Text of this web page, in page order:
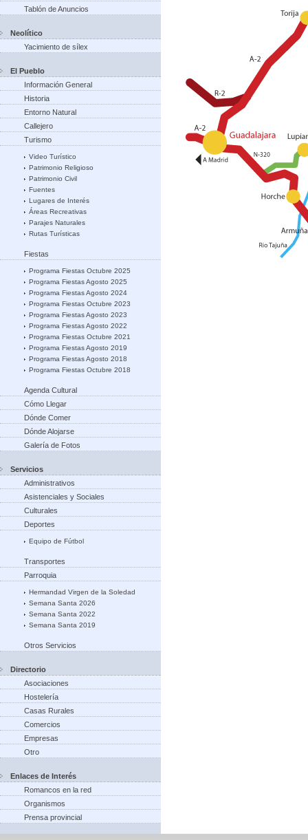
Tablón de Anuncios
Neolítico
Yacimiento de sílex
El Pueblo
Información General
Historia
Entorno Natural
Callejero
Turismo
Video Turístico
Patrimonio Religioso
Patrimonio Civil
Fuentes
Lugares de Interés
Áreas Recreativas
Parajes Naturales
Rutas Turísticas
Fiestas
Programa Fiestas Octubre 2025
Programa Fiestas Agosto 2025
Programa Fiestas Agosto 2024
Programa Fiestas Octubre 2023
Programa Fiestas Agosto 2023
Programa Fiestas Agosto 2022
Programa Fiestas Octubre 2021
Programa Fiestas Agosto 2019
Programa Fiestas Agosto 2018
Programa Fiestas Octubre 2018
Agenda Cultural
Cómo Llegar
Dónde Comer
Dónde Alojarse
Galería de Fotos
Servicios
Administrativos
Asistenciales y Sociales
Culturales
Deportes
Equipo de Fútbol
Transportes
Parroquia
Hermandad Virgen de la Soledad
Semana Santa 2026
Semana Santa 2022
Semana Santa 2019
Otros Servicios
Directorio
Asociaciones
Hostelería
Casas Rurales
Comercios
Empresas
Otro
Enlaces de Interés
Romancos en la red
Organismos
Prensa provincial